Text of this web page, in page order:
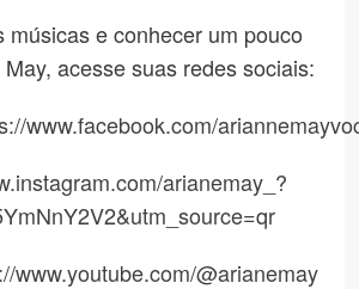
músicas e conhecer um pouco
acesse suas redes sociais:
www.facebook.com/
arianemay_?
www.youtube.com/@arianemay